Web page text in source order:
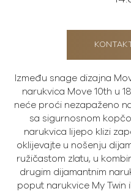
Između snage dizajna
narukvica Move 10th u
neće proći nezapaženo
sa sigurnosnom
narukvica lijepo klizi
oklijevajte u nošenju
ružičastom zlatu, u
drugim dijamantnim
poput narukvice My Twin